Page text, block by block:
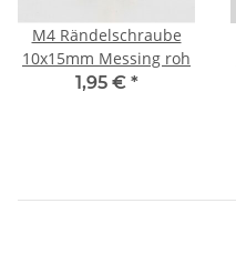
M4 Rändelschraube
10x15mm Messing roh
1,95 € *